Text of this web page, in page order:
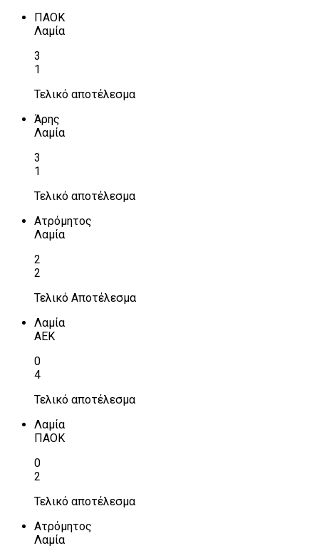
ΠΑΟΚ
Λαμία
3
1
Τελικό αποτέλεσμα
Άρης
Λαμία
3
1
Τελικό αποτέλεσμα
Ατρόμητος
Λαμία
2
2
Τελικό Αποτέλεσμα
Λαμία
ΑΕΚ
0
4
Τελικό αποτέλεσμα
Λαμία
ΠΑΟΚ
0
2
Τελικό αποτέλεσμα
Ατρόμητος
Λαμία